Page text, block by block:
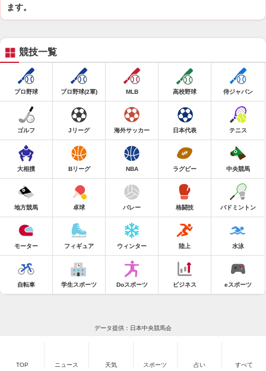
ます。
競技一覧
プロ野球 プロ野球(2軍) MLB 高校野球 侍ジャパン
ゴルフ Jリーグ 海外サッカー 日本代表 テニス
大相撲 Bリーグ NBA ラグビー 中央競馬
地方競馬 卓球 バレー 格闘技 バドミントン
モーター フィギュア ウィンター 陸上 水泳
自転車 学生スポーツ Doスポーツ ビジネス eスポーツ
データ提供：日本中央競馬会
TOP ニュース 天気 スポーツ 占い すべて